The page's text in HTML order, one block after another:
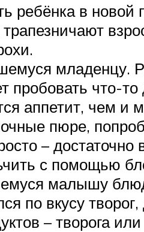
ребёнка в
младенцу.
что-то
аппетит, чем и
пюре,
–
с помощью
малышу
по вкусу
– творога